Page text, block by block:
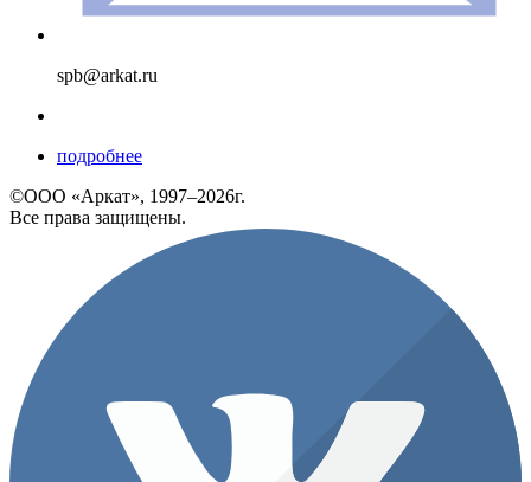
spb@arkat.ru
подробнее
©ООО «Аркат», 1997–2026г.
Все права защищены.